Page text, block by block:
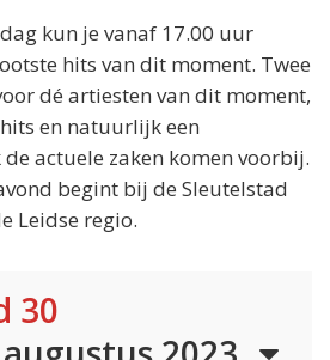
kun je vanaf 17.00 uur
hits van dit moment. Twee
dé artiesten van dit moment,
en natuurlijk een
actuele zaken komen voorbij.
begint bij de Sleutelstad
Leidse regio.
30